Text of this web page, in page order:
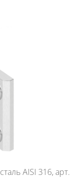
AISI 316, арт.